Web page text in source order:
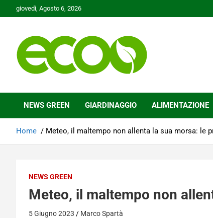
to
giovedì, Agosto 6, 2026
Ecoo.it
NEWS GREEN GIARDINAGGIO ALIMENTAZIONE
Home Meteo, il maltempo non allenta la sua morsa: le
NEWS GREEN
Meteo, il maltempo non
5 Giugno 2023 Marco Spartà